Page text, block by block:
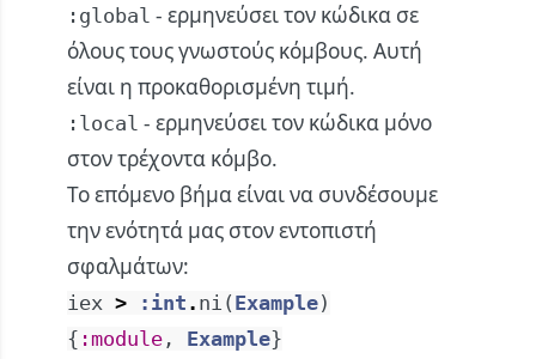
:global - ερμηνεύσει τον κώδικα σε
όλους τους γνωστούς κόμβους. Αυτή
είναι η προκαθορισμένη τιμή.
:local - ερμηνεύσει τον κώδικα μόνο
στον τρέχοντα κόμβο.
Το επόμενο βήμα είναι να συνδέσουμε
την ενότητά μας στον εντοπιστή
σφαλμάτων:
iex > :int . ni ( Example)
{ :module , Example}